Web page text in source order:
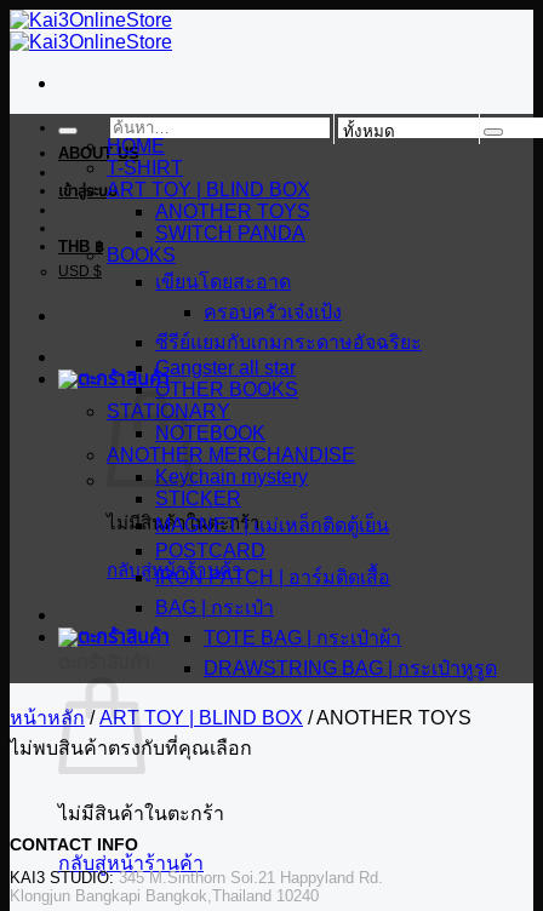
ข้าม
ไป
เนื้อหา
ค้นหา:
ABOUT US
เข้าสู่ระบบ
THB ฿
USD $
ไม่มีสินค้าในตะกร้า
กลับสู่หน้าร้านค้า
ไม่มีสินค้าในตะกร้า
กลับสู่หน้าร้านค้า
HOME
T-SHIRT
ART TOY | BLIND BOX
ANOTHER TOYS
SWITCH PANDA
BOOKS
เขียนโดยสะอาด
ครอบครัวเจ๋งเป้ง
ซีรีย์แยมกับเกมกระดาษอัจฉริยะ
Gangster all star
OTHER BOOKS
STATIONARY
NOTEBOOK
ANOTHER MERCHANDISE
Keychain mystery
STICKER
MAGNET | แม่เหล็กติดตู้เย็น
POSTCARD
IRON PATCH | อาร์มติดเสื้อ
BAG | กระเป๋า
TOTE BAG | กระเป๋าผ้า
DRAWSTRING BAG | กระเป๋าหูรูด
หน้าหลัก / ART TOY | BLIND BOX /ANOTHER TOYS
ไม่พบสินค้าตรงกับที่คุณเลือก
CONTACT INFO
KAI3 STUDIO:345 M.Sinthorn Soi.21 Happyland Rd.
Klongjun Bangkapi Bangkok,Thailand 10240